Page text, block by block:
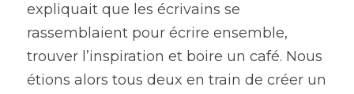
expliquait que les écrivains se
rassemblaient pour écrire ensemble,
trouver l’inspiration et boire un café. Nous
étions alors tous deux en train de créer un